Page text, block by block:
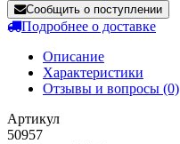
Сообщить о поступлении
Подробнее о доставке
Описание
Характеристики
Отзывы и вопросы (0)
Артикул
50957